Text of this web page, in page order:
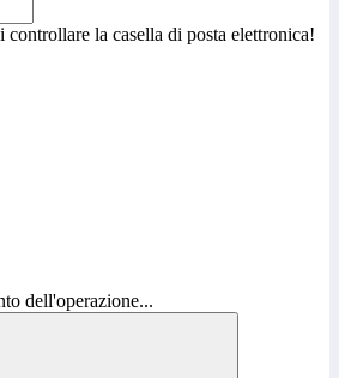
la casella di posta elettronica!
dell'operazione...